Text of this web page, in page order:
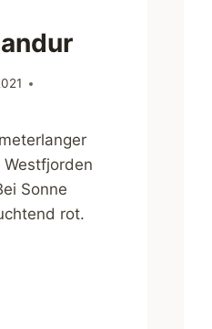
Sonne
rot.